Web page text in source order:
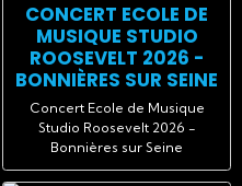
CONCERT ECOLE DE
MUSIQUE STUDIO
ROOSEVELT 2026 -
BONNIÈRES SUR SEINE
Concert Ecole de Musique
Studio Roosevelt 2026 -
Bonnières sur Seine